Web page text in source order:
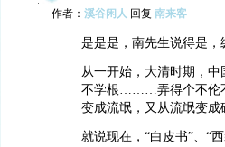
作者： 溪谷闲人 回复 南来客
是是是，南先生说得是，
从一开始，大清时期，
不学根………弄得个不伦
变成流氓，又从流氓变成
就说现在，“白皮书”、“